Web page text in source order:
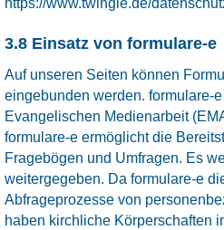
https://www.twingle.de/
3.8 Einsatz von formulare-e
Auf unseren Seiten können
eingebunden werden. formulare-
Evangelischen Medienarbeit
formulare-e ermöglicht die
Fragebögen und Umfragen. Es
weitergegeben. Da formulare-e
Abfrageprozesse von
haben kirchliche Körperschaften